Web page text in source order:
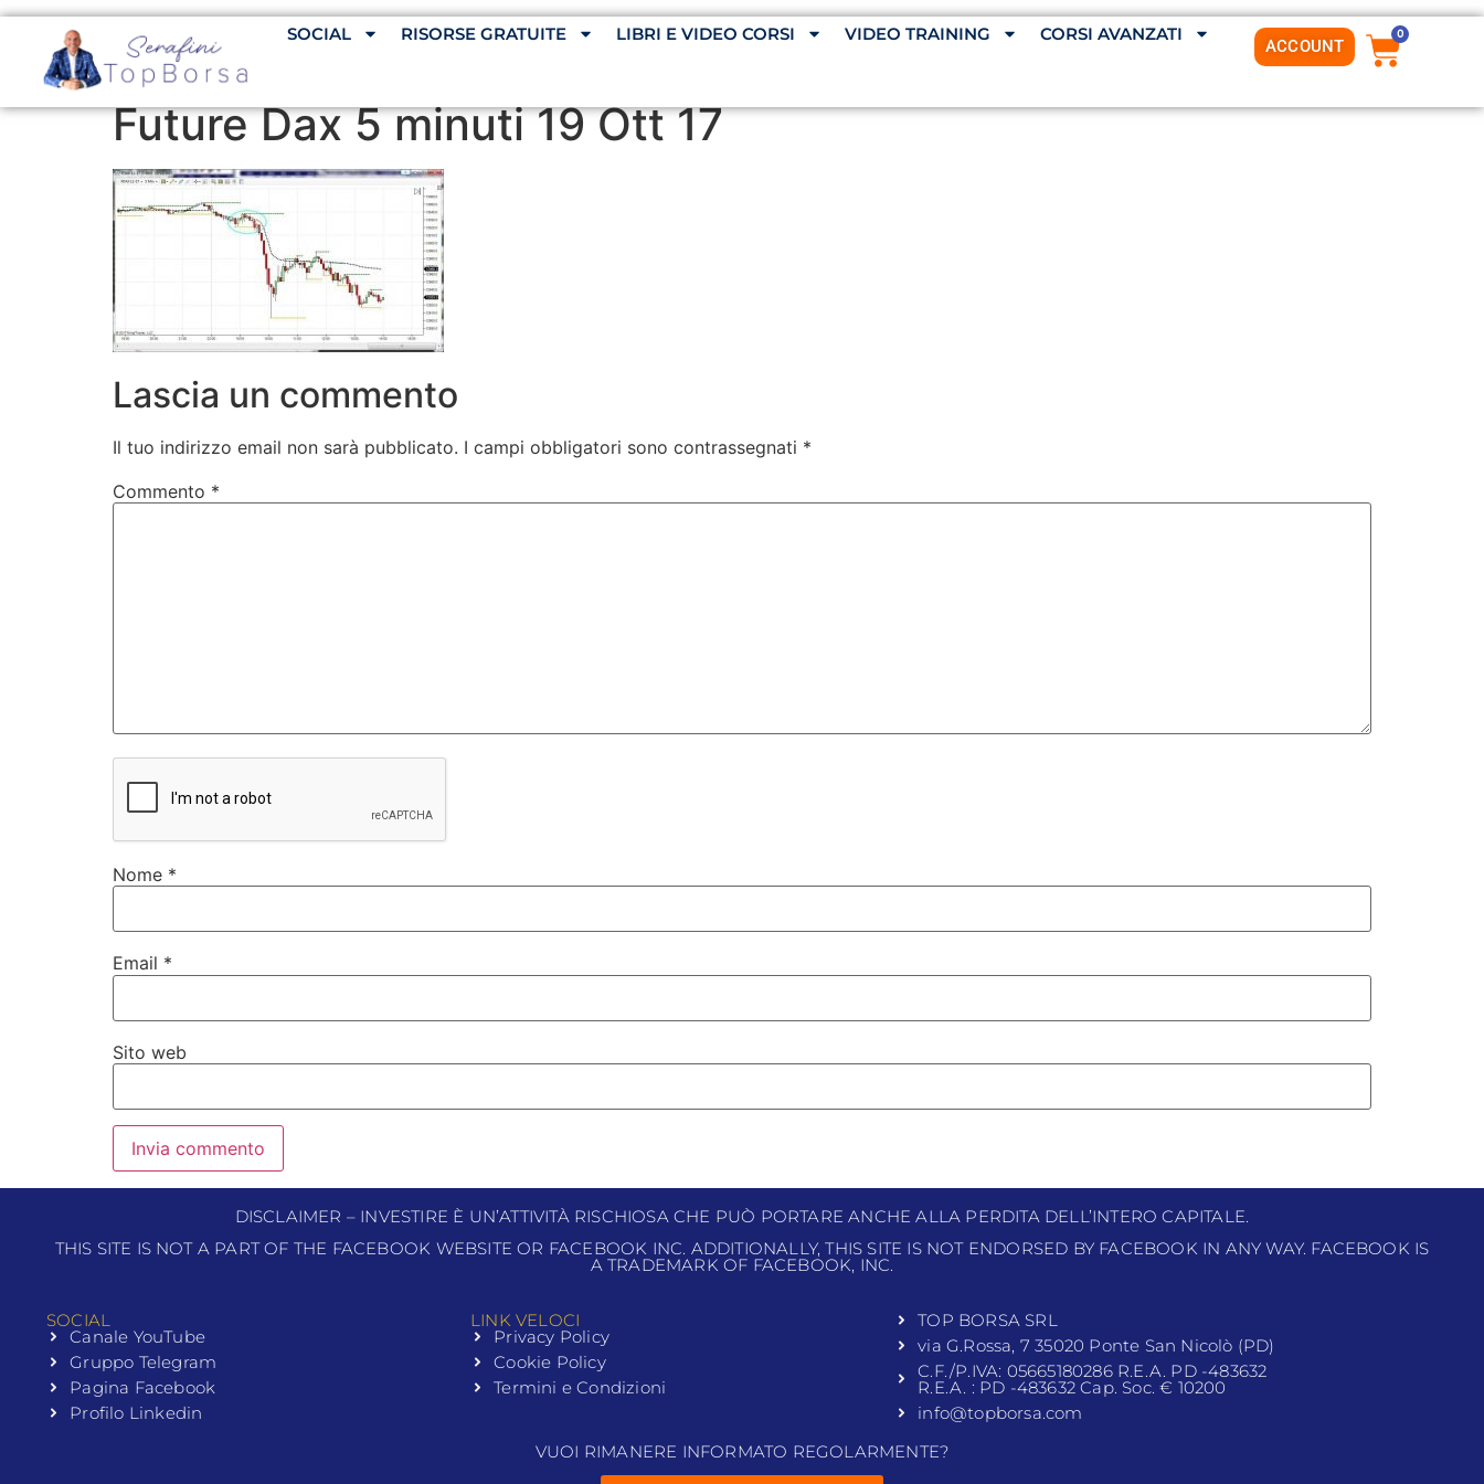
SOCIAL RISORSE GRATUITE LIBRI E VIDEO CORSI VIDEO TRAINING CORSI AVANZATI
ACCOUNT
0
Future Dax 5 minuti 19 Ott 17
Lascia un commento
Il tuo indirizzo email non sarà pubblicato. I campi obbligatori sono contrassegnati *
Commento *
Nome *
Email *
Sito web
DISCLAIMER – INVESTIRE È UN’ATTIVITÀ RISCHIOSA CHE PUÒ PORTARE ANCHE ALLA PERDITA DELL’INTERO CAPITALE.
THIS SITE IS NOT A PART OF THE FACEBOOK WEBSITE OR FACEBOOK INC. ADDITIONALLY, THIS SITE IS NOT ENDORSED BY FACEBOOK IN ANY WAY. FACEBOOK IS
A TRADEMARK OF FACEBOOK, INC.
SOCIAL
Canale YouTube
Gruppo Telegram
Pagina Facebook
Profilo Linkedin
LINK VELOCI
Privacy Policy
Cookie Policy
Termini e Condizioni
TOP BORSA SRL
via G.Rossa, 7 35020 Ponte San Nicolò (PD)
C.F./P.IVA: 05665180286 R.E.A. PD -483632
R.E.A. : PD -483632 Cap. Soc. € 10200
info@topborsa.com
VUOI RIMANERE INFORMATO REGOLARMENTE?